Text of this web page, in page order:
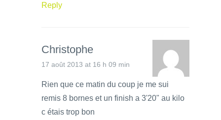
Reply
Christophe
17 août 2013 at 16 h 09 min
Rien que ce matin du coup je me sui
remis 8 bornes et un finish a 3'20" au kilo
c étais trop bon